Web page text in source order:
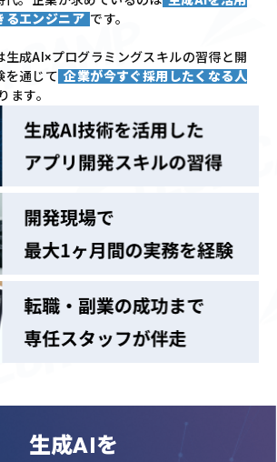
るエンジニア です。
生成AI×プログラミングスキルの習得と開
を通じて 企業が今すぐ採用したくなる人
ます。
生成AIを